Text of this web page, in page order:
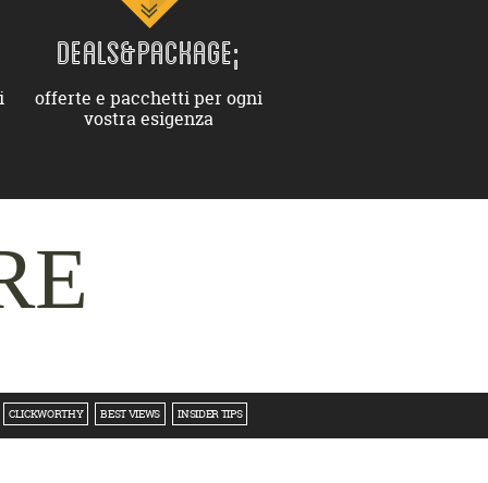
DEALS&PACKAGE;
offerte e pacchetti per ogni
vostra esigenza
CLICKWORTHY BEST VIEWS INSIDER TIPS